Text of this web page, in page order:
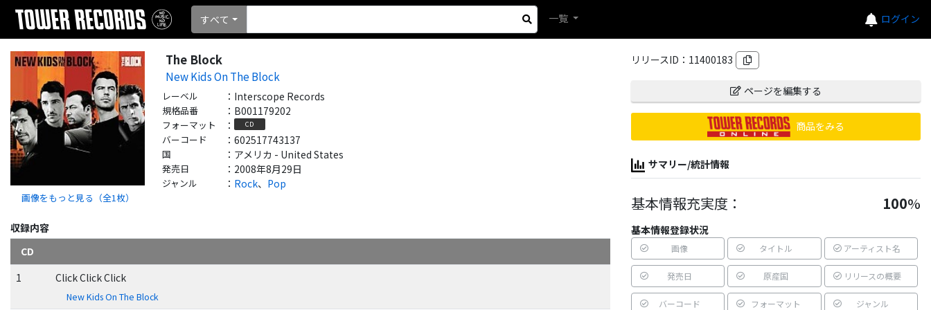
ログイン
すべて 一覧
画像をもっと見る（全1 枚）
The Block
New Kids On The Block
レーベル ： Interscope Records
規格品番 ： B001179202
フォーマット ： CD
バーコード ： 602517743137
国 ： アメリカ - United States
発売日 ： 2008年8月29日
ジャンル ： Rock、 Pop
収録内容
CD
1
Click Click Click
New Kids On The Block
リリースID： 11400183
ページを編集する
商品をみる
サマリー/統計情報
基本情報充実度： 100%
基本情報登録状況
画像 タイトル アーティスト名
発売日 原産国 リリースの概要
バーコード フォーマット ジャンル